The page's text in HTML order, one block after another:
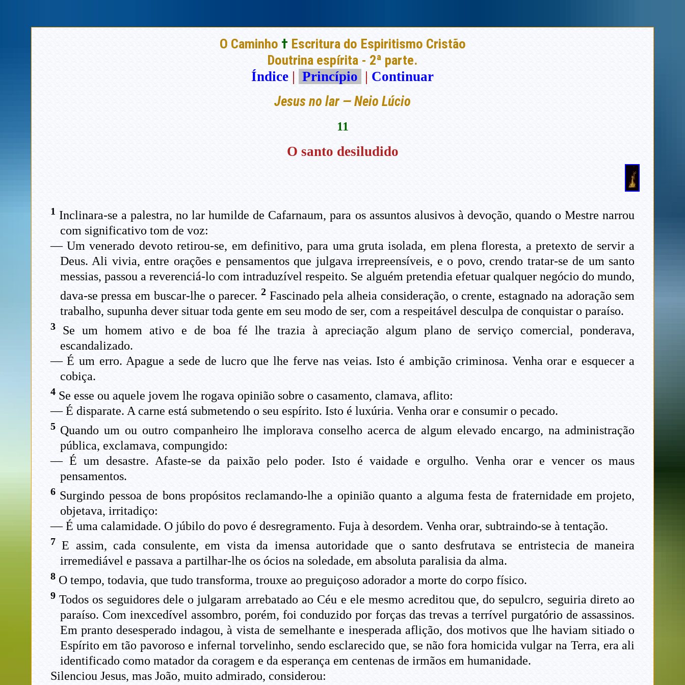
O Caminho † Escritura do Espiritismo Cristão
Doutrina espírita - 2ª parte.
Índice | Princípio | Continuar
Jesus no lar — Neio Lúcio
11
O santo desiludido
1 Inclinara-se a palestra, no lar humilde de Cafarnaum, para os assuntos alusivos à devoção, quando o Mestre narrou
com significativo tom de voz:
— Um venerado devoto retirou-se, em definitivo, para uma gruta isolada, em plena floresta, a pretexto de servir a
Deus. Ali vivia, entre orações e pensamentos que julgava irrepreensíveis, e o povo, crendo tratar-se de um santo
messias, passou a reverenciá-lo com intraduzível respeito. Se alguém pretendia efetuar qualquer negócio do mundo,
dava-se pressa em buscar-lhe o parecer. 2Fascinado pela alheia consideração, o crente, estagnado na adoração sem
trabalho, supunha dever situar toda gente em seu modo de ser, com a respeitável desculpa de conquistar o paraíso.
3Se um homem ativo e de boa fé lhe trazia à apreciação algum plano de serviço comercial, ponderava,
escandalizado.
— É um erro. Apague a sede de lucro que lhe ferve nas veias. Isto é ambição criminosa. Venha orar e esquecer a
cobiça.
4Se esse ou aquele jovem lhe rogava opinião sobre o casamento, clamava, aflito:
— É disparate. A carne está submetendo o seu espírito. Isto é luxúria. Venha orar e consumir o pecado.
5Quando um ou outro companheiro lhe implorava conselho acerca de algum elevado encargo, na administração
pública, exclamava, compungido:
— É um desastre. Afaste-se da paixão pelo poder. Isto é vaidade e orgulho. Venha orar e vencer os maus
pensamentos.
6Surgindo pessoa de bons propósitos reclamando-lhe a opinião quanto a alguma festa de fraternidade em projeto,
objetava, irritadiço:
— É uma calamidade. O júbilo do povo é desregramento. Fuja à desordem. Venha orar, subtraindo-se à tentação.
7 E assim, cada consulente, em vista da imensa autoridade que o santo desfrutava se entristecia de maneira
irremediável e passava a partilhar-lhe os ócios na soledade, em absoluta paralisia da alma.
8O tempo, todavia, que tudo transforma, trouxe ao preguiçoso adorador a morte do corpo físico.
9Todos os seguidores dele o julgaram arrebatado ao Céu e ele mesmo acreditou que, do sepulcro, seguiria direto ao
paraíso. Com inexcedível assombro, porém, foi conduzido por forças das trevas a terrível purgatório de assassinos.
Em pranto desesperado indagou, à vista de semelhante e inesperada aflição, dos motivos que lhe haviam sitiado o
Espírito em tão pavoroso e infernal torvelinho, sendo esclarecido que, se não fora homicida vulgar na Terra, era ali
identificado como matador da coragem e da esperança em centenas de irmãos em humanidade.
Silenciou Jesus, mas João, muito admirado, considerou: